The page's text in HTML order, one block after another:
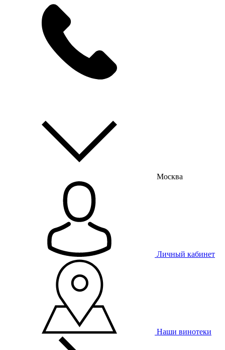
Москва
Личный кабинет
Наши винотеки